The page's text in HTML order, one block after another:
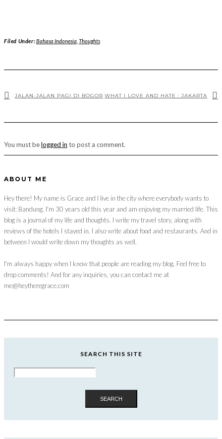
Filed Under:Bahasa Indonesia Thoughts
JALAN-JALAN PAGI DI BOGOR WHAT I LOVE AND HATE : JAKARTA
You must belogged in to post a comment.
ABOUT ME
Hey there! My name is Grace and I live in the city where everybody wants to
visit: Bandung. I'm 30 years old this year and am enjoying my married life. This
blog is a journal of my life and thoughts. I write my travel story, along with
reviews of the hotels I stayed in. I also write about food and restaurants. And in
between I would write down my thoughts as well.
I'm always happy when I know that people are reading my blog. Feel free to
drop comments! And for any inquiries, you can contact me at
me@heytheregrace.com
SEARCH THIS SITE
SEARCH